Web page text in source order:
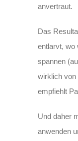
anvertraut.
Das
entlarvt, wo
spannen
wirklich von
empfiehlt
Und daher
anwenden